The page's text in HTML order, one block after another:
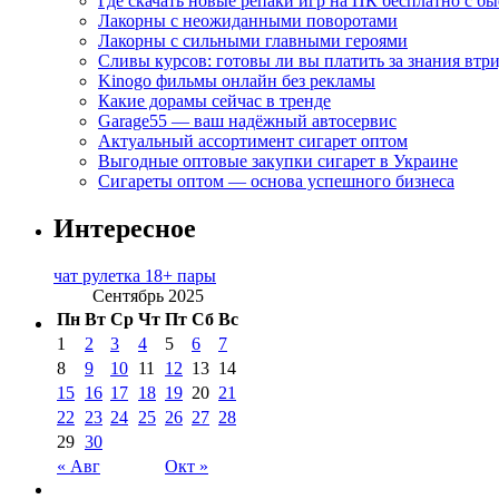
Лакорны с неожиданными поворотами
Лакорны с сильными главными героями
Сливы курсов: готовы ли вы платить за знания
Kinogo фильмы онлайн без рекламы
Какие дорамы сейчас в тренде
Garage55 — ваш надёжный автосервис
Актуальный ассортимент сигарет оптом
Выгодные оптовые закупки сигарет в Украине
Сигареты оптом — основа успешного бизнеса
Интересное
чат рулетка 18+ пары
Сентябрь 2025
Пн Вт Ср Чт Пт Сб Вс
« Авг Окт »
1 2 3 4 5 6
7
8
9 10 11 12 13 14
15 16 17 18 19 20 21
22
23 24 25 26 27 28
29 30